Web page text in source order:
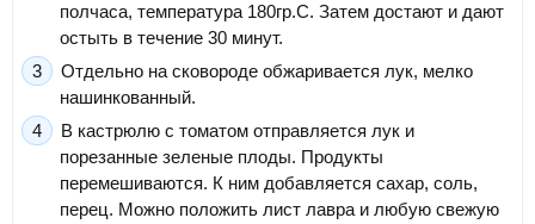
полчаса, температура 180гр.С. Затем достают и дают
остыть в течение 30 минут.
Отдельно на сковороде обжаривается лук, мелко
нашинкованный.
В кастрюлю с томатом отправляется лук и
порезанные зеленые плоды. Продукты
перемешиваются. К ним добавляется сахар, соль,
перец. Можно положить лист лавра и любую свежую